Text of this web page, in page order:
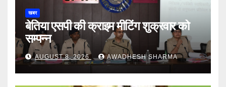
खबर
बेतिया एसपी की क्राइम मीटिंग शुक्रवार को
सम्पन्न
AUGUST 8, 2026 AWADHESH SHARMA